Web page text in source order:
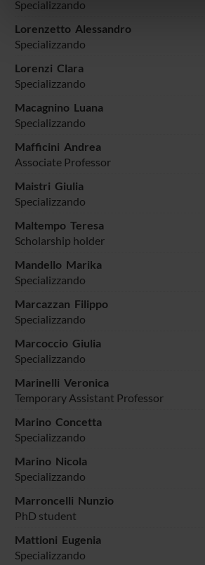
pubblicità e social media, i quali
con altre informazioni che hai fornito
raccolto dal tuo utilizzo dei loro servizi.
Specializzando
Lorenzetto Alessandro
Specializzando
Lorenzi Clara
Specializzando
Macagnino Luana
Specializzando
Mafficini Andrea
Associate Professor
Maistri Giulia
Specializzando
Maltempo Teresa
Scholarship holder
Mandello Marika
Specializzando
Marcazzan Filippo
Specializzando
Marcoccio Giulia
Specializzando
Marinelli Veronica
Temporary Assistant Professor
Marino Concetta
Specializzando
Marino Nicola
Specializzando
Marroncelli Nunzio
PhD student
Mattioni Eugenia
Specializzando